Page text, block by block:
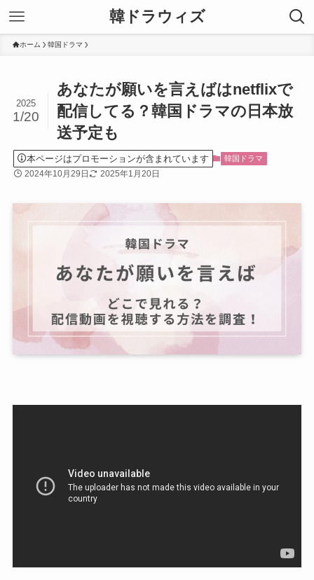
韓ドラウィズ
ホーム 韓国ドラマ
あなたが願いを言えばはnetflixで
配信してる？韓国ドラマの日本放
送予定も
2025
1/20
本ページはプロモーションが含まれています 韓国ドラマ
2024年10月29日 2025年1月20日